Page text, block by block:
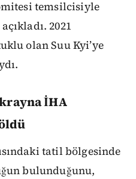
temsilcisiyle
2021
olan Suu Kyi’ye
İHA
tatil bölgesinde
bulunduğunu,